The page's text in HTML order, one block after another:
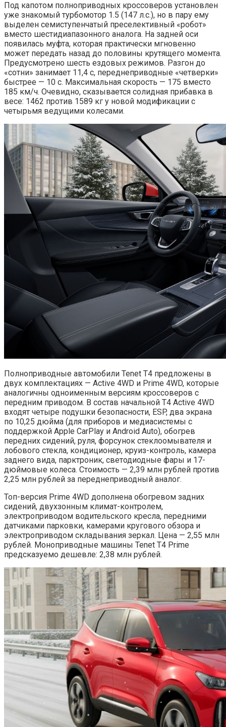
Под капотом полноприводных кроссоверов установлен
уже знакомый турбомотор 1.5 (147 л.с.), но в пару ему
выделен семиступенчатый преселективный «робот»
вместо шестидиапазонного аналога. На задней оси
появилась муфта, которая практически мгновенно
может передать назад до половины крутящего момента.
Предусмотрено шесть ездовых режимов. Разгон до
«сотни» занимает 11,4 с, переднеприводные «четверки»
быстрее — 10 с. Максимальная скорость — 175 вместо
185 км/ч. Очевидно, сказывается солидная прибавка в
весе: 1462 против 1589 кг у новой модификации с
четырьмя ведущими колесами.
Полноприводные автомобили Tenet T4 предложены в
двух комплектациях — Active 4WD и Prime 4WD, которые
аналогичны одноименным версиям кроссоверов с
передним приводом. В состав начальной T4 Active 4WD
входят четыре подушки безопасности, ESP, два экрана
по 10,25 дюйма (для приборов и медиасистемы с
поддержкой Apple CarPlay и Android Auto), обогрев
передних сидений, руля, форсунок стеклоомывателя и
лобового стекла, кондиционер, круиз-контроль, камера
заднего вида, парктроник, светодиодные фары и 17-
дюймовые колеса. Стоимость — 2,39 млн рублей против
2,25 млн рублей за переднеприводный аналог.
Топ-версия Prime 4WD дополнена обогревом задних
сидений, двухзонным климат-контролем,
электроприводом водительского кресла, передними
датчиками парковки, камерами кругового обзора и
электроприводом складывания зеркал. Цена — 2,55 млн
рублей. Моноприводные машины Tenet T4 Prime
предсказуемо дешевле: 2,38 млн рублей.